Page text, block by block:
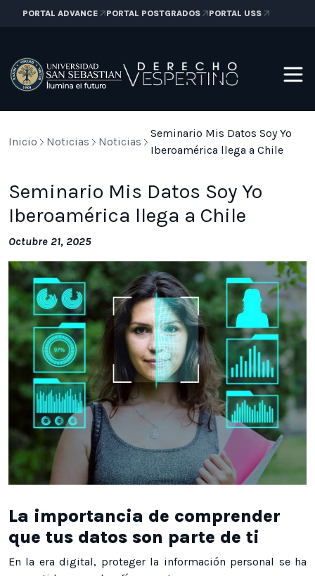
PORTAL ADVANCE PORTAL POSTGRADOS PORTAL USS
Inicio Noticias Noticias
Seminario Mis Datos Soy Yo
Iberoamérica llega a Chile
Seminario Mis Datos Soy Yo
Iberoamérica llega a Chile
Octubre 21, 2025
La importancia de comprender
que tus datos son parte de ti
En la era digital, proteger la información personal se ha